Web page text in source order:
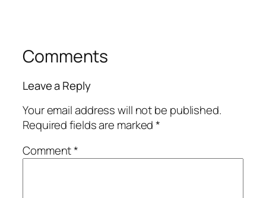
Comments
Leave a Reply
Your email address will not be published.
Required fields are marked*
Comment*